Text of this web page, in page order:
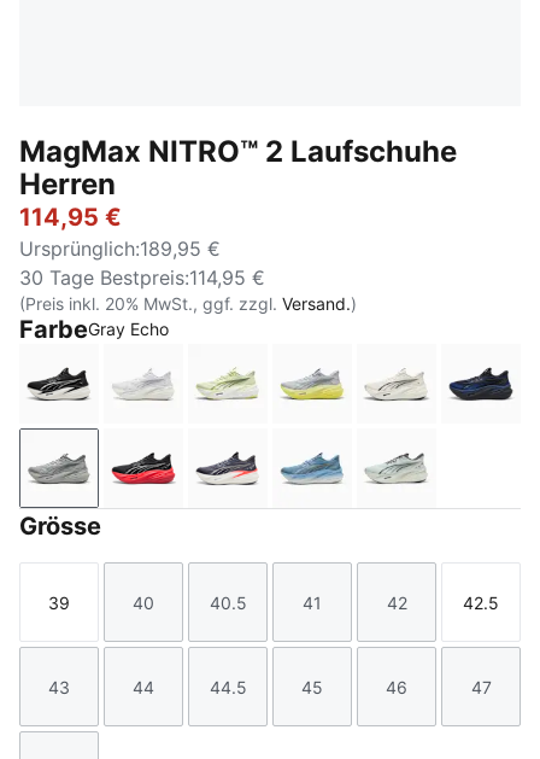
MagMax NITRO™ 2 Laufschuhe
Herren
114,95 €
Ursprünglich:189,95 €
30 Tage Bestpreis:114,95 €
(Preis inkl. 20% MwSt., ggf. zzgl. Versand.)
FarbeGray Echo
PUMA Black-PUMA White
PUMA White-Silver Mist
Apple Spritz-Lux Lime
Vibrant Silver-Lux Lime
Warm White-
New
Gray EchoPUMA Black-Ultra Red
Inky Depths-Ultra Red
Zen Blue-Gray Echo
Créme De
Grösse
Größe
39
Größe
40
Größe
40.5
Größe
41
Größe
42
Größe
42.5
Größe
43
Größe
44
Größe
44.5
Größe
45
Größe
46
Größe
47